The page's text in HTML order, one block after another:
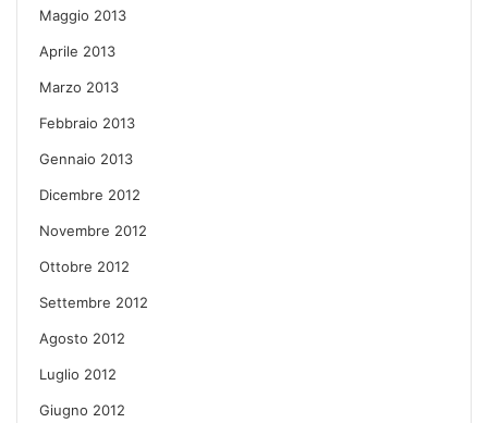
Maggio 2013
Aprile 2013
Marzo 2013
Febbraio 2013
Gennaio 2013
Dicembre 2012
Novembre 2012
Ottobre 2012
Settembre 2012
Agosto 2012
Luglio 2012
Giugno 2012